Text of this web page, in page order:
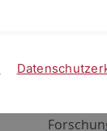
ALMA